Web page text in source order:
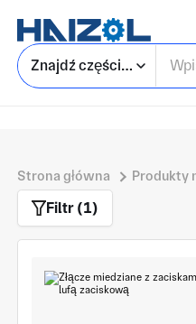
Znajdź części
Strona główna Produkty
Filtr (1)